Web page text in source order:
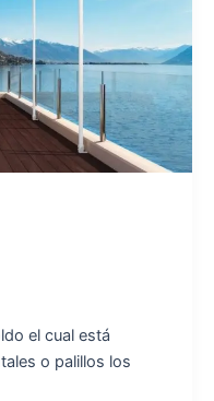
el cual está
o palillos los